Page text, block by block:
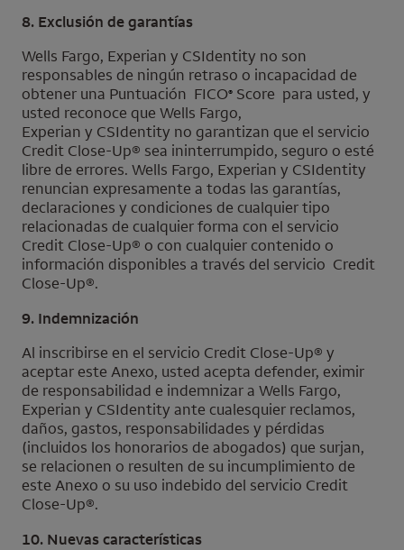
8. Exclusión de garantías
Wells Fargo, Experian y CSIdentity no son
responsables de ningún retraso o incapacidad de
obtener una Puntuación FICO® Score para usted, y
usted reconoce que Wells Fargo,
Experian y CSIdentity no garantizan que el servicio
Credit Close-Up® sea ininterrumpido, seguro o esté
libre de errores. Wells Fargo, Experian y CSIdentity
renuncian expresamente a todas las garantías,
declaraciones y condiciones de cualquier tipo
relacionadas de cualquier forma con el servicio
Credit Close-Up® o con cualquier contenido o
información disponibles a través del servicio Credit
Close-Up®.
9. Indemnización
Al inscribirse en el servicio Credit Close-Up® y
aceptar este Anexo, usted acepta defender, eximir
de responsabilidad e indemnizar a Wells Fargo,
Experian y CSIdentity ante cualesquier reclamos,
daños, gastos, responsabilidades y pérdidas
(incluidos los honorarios de abogados) que surjan,
se relacionen o resulten de su incumplimiento de
este Anexo o su uso indebido del servicio Credit
Close-Up®.
10. Nuevas características